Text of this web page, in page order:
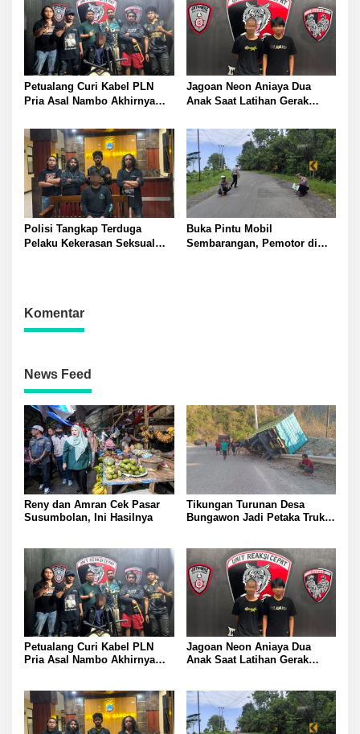
Petualang Curi Kabel PLN
Pria Asal Nambo Akhirnya
Jagoan Neon Aniaya Dua
Anak Saat Latihan Gerak
Polresta Banggai
Polisi Tangkap Terduga
Pelaku Kekerasan Seksual
Buka Pintu Mobil
Sembarangan, Pemotor di
Komentar
News Feed
Reny dan Amran Cek Pasar
Susumbolan, Ini Hasilnya
Tikungan Turunan Desa
Bungawon Jadi Petaka Truk
Petualang Curi Kabel PLN
Pria Asal Nambo Akhirnya
Jagoan Neon Aniaya Dua
Anak Saat Latihan Gerak